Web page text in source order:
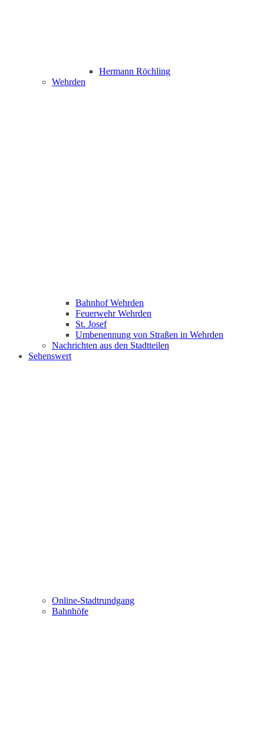
Hermann Röchling
Wehrden
Bahnhof Wehrden
Feuerwehr Wehrden
St. Josef
Umbenennung von Straßen in Wehrden
Nachrichten aus den Stadtteilen
Sehenswert
Online-Stadtrundgang
Bahnhöfe